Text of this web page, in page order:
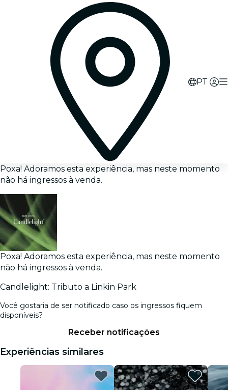
PT
Poxa! Adoramos esta experiência, mas neste momento
não há ingressos à venda.
Poxa! Adoramos esta experiência, mas neste momento
não há ingressos à venda.
Candlelight: Tributo a Linkin Park
Você gostaria de ser notificado caso os ingressos fiquem
disponíveis?
Receber notificações
Experiências similares